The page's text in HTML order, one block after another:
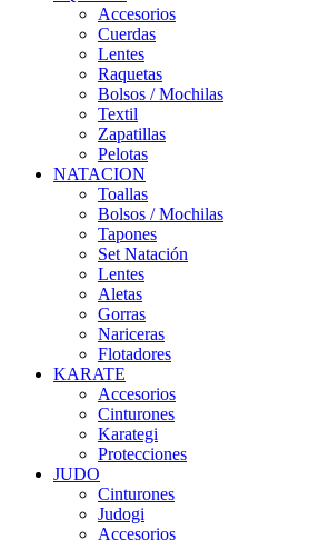
Accesorios
Cuerdas
Lentes
Raquetas
Bolsos / Mochilas
Textil
Zapatillas
Pelotas
NATACION
Toallas
Bolsos / Mochilas
Tapones
Set Natación
Lentes
Aletas
Gorras
Nariceras
Flotadores
KARATE
Accesorios
Cinturones
Karategi
Protecciones
JUDO
Cinturones
Judogi
Accesorios